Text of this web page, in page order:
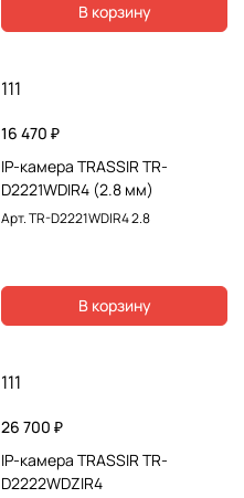
В корзину
111
16 470 ₽
IP-камера TRASSIR TR-
D2221WDIR4 (2.8 мм)
Арт.TR-D2221WDIR4 2.8
В корзину
111
26 700 ₽
IP-камера TRASSIR TR-
D2222WDZIR4